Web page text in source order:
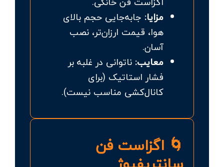
مزایا: جابه‌جایی حجم بالای
هوا، قیمت ارزان‌تر، نصب
آسان.
معایب: ناتوانی در غلبه بر
فشار استاتیک (برای
کانال‌کشی مناسب نیست).
🌀 اگزاست فن